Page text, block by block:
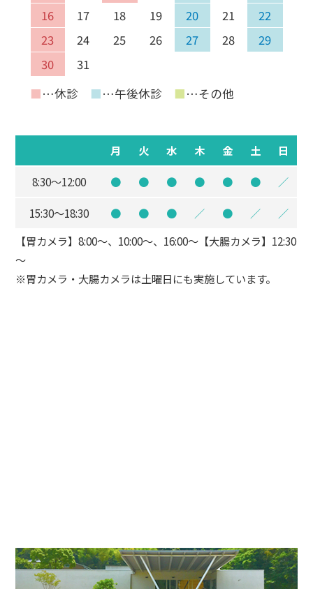
16
17 18 19 20 21
22
23
24 25 26 27 28
29
30
31
■…休診 ■…午後休診 ■…その他
月 火 水 木 金 土 日
8:30～12:00 ● ● ● ● ● ● ／
15:30～18:30 ● ● ● ／ ● ／
／
【胃カメラ】8:00～、10:00～、16:00～【大腸カメラ】12:30
～
※胃カメラ・大腸カメラは土曜日にも実施しています。